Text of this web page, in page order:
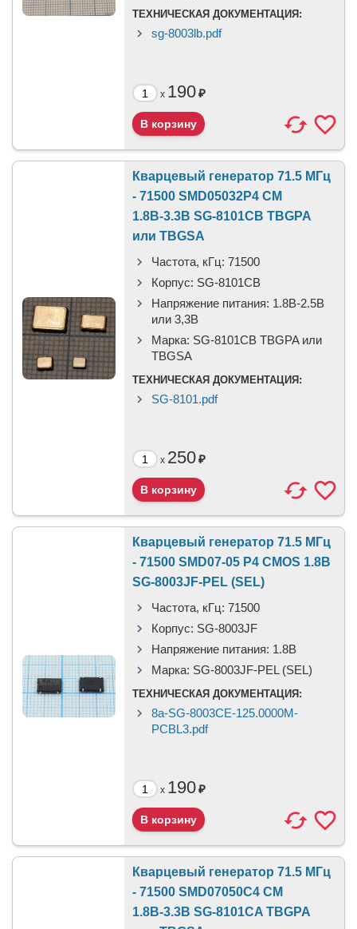
ТЕХНИЧЕСКАЯ ДОКУМЕНТАЦИЯ:
sg-8003lb.pdf
x 190₽
Кварцевый генератор 71.5 МГц
- 71500 SMD05032P4 CM
1.8В-3.3В SG-8101CB TBGPA
или TBGSA
Частота, кГц: 71500
Корпус: SG-8101CB
Напряжение питания: 1.8В-2.5B
или 3,3B
Марка: SG-8101CB TBGPA или
TBGSA
ТЕХНИЧЕСКАЯ ДОКУМЕНТАЦИЯ:
SG-8101.pdf
x 250₽
Кварцевый генератор 71.5 МГц
- 71500 SMD07-05 P4 CMOS 1.8В
SG-8003JF-PEL (SEL)
Частота, кГц: 71500
Корпус: SG-8003JF
Напряжение питания: 1.8В
Марка: SG-8003JF-PEL (SEL)
ТЕХНИЧЕСКАЯ ДОКУМЕНТАЦИЯ:
8a-SG-8003CE-125.0000M-
PCBL3.pdf
x 190₽
Кварцевый генератор 71.5 МГц
- 71500 SMD07050C4 CM
1.8В-3.3В SG-8101CA TBGPA